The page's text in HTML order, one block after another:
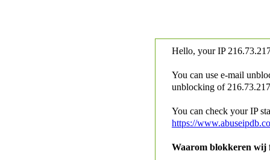
Hello, your IP
You can use e-mail
unblocking of
You can check your IP
https://
Waarom blokkeren wij